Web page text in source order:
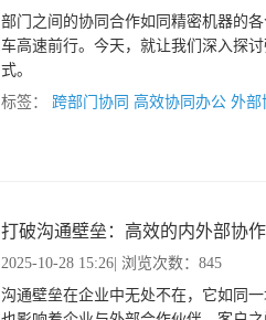
部门之间的协同合作如同精密机器的
车高速前行。今天，就让我们深入探
式。
标签：
跨部门协同 高效协同办公 外部
打破沟通壁垒：高效的内外部协
2025-10-28 15:26 | 浏览次数：845
沟通壁垒在企业中无处不在，它如同